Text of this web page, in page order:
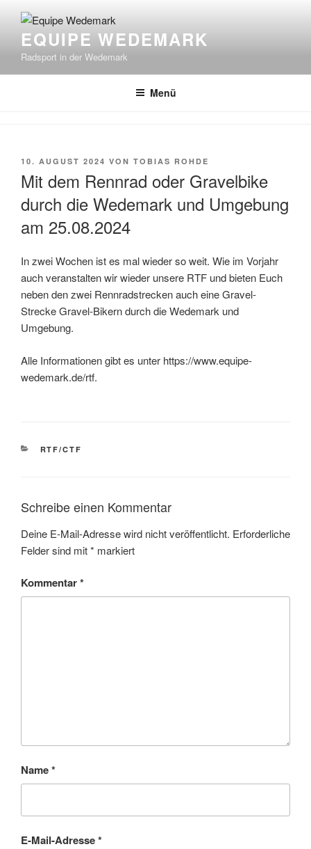
Inhalt
springenEQUIPE WEDEMARK
Radsport in der Wedemark
Menü
VERÖFFENTLICHT
10. AUGUST 2024 VON TOBIAS ROHDE
Mit dem Rennrad oder Gravelbike
durch die Wedemark und Umgebung
am 25.08.2024
In zwei Wochen ist es mal wieder so weit. Wie im Vorjahr
auch veranstalten wir wieder unsere RTF und bieten Euch
neben den zwei Rennradstrecken auch eine Gravel-
Strecke Gravel-Bikern durch die Wedemark und
Umgebung.
Alle Informationen gibt es unter https://www.equipe-
wedemark.de/rtf.
KATEGORIEN
RTF/CTF
Schreibe einen Kommentar
Deine E-Mail-Adresse wird nicht veröffentlicht. Erforderliche
Felder sind mit* markiert
Kommentar*
Name*
E-Mail-Adresse*